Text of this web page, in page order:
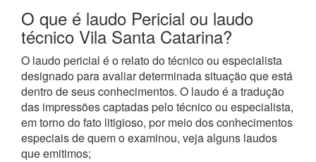
O que é laudo Pericial ou laudo
técnico Vila Santa Catarina?
O laudo pericial é o relato do técnico ou especialista
designado para avaliar determinada situação que está
dentro de seus conhecimentos. O laudo é a tradução
das impressões captadas pelo técnico ou especialista,
em torno do fato litigioso, por meio dos conhecimentos
especiais de quem o examinou, veja alguns laudos
que emitimos;